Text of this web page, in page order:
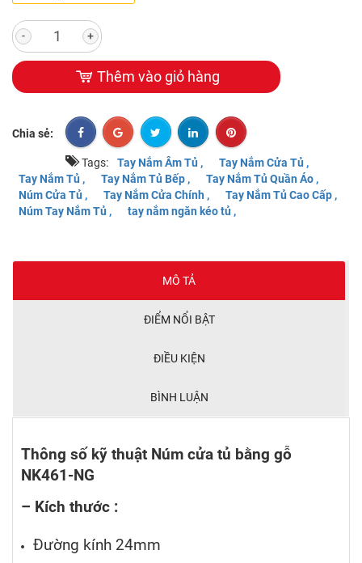
- +
Thêm vào giỏ hàng
Chia sẻ:
Tags: Tay Nắm Âm Tủ ,
Tay Nắm Cửa Tủ ,
Tay Nắm Tủ ,
Tay Nắm Tủ Bếp ,
Tay Nắm Tủ Quần Áo ,
Núm Cửa Tủ ,
Tay Nắm Cửa Chính ,
Tay Nắm Tủ Cao Cấp ,
Núm Tay Nắm Tủ ,
tay nắm ngăn kéo tủ ,
MÔ TẢ
ĐIỂM NỔI BẬT
ĐIỀU KIỆN
BÌNH LUẬN
Thông số kỹ thuật Núm cửa tủ bằng gỗ
NK461-NG
– Kích thước :
Đường kính 24mm